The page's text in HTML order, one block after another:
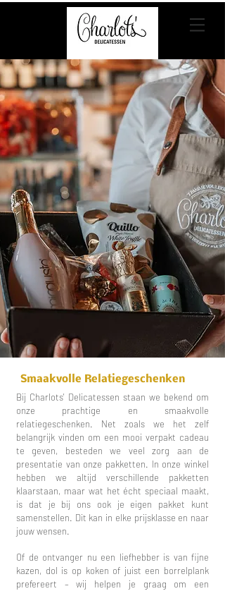
Smaakvolle Relatiegeschenken
Bij Charlots' Delicatessen staan we bekend om
onze prachtige en smaakvolle
relatiegeschenken. Net zoals we het zelf
belangrijk vinden om een mooi verpakt cadeau
te geven, besteden we veel zorg aan de
presentatie van onze pakketten. In onze winkel
hebben we altijd verschillende pakketten
klaarstaan, maar wat het écht speciaal maakt,
is dat je bij ons ook je eigen pakket kunt
samenstellen. Dit kan in elke prijsklasse en naar
jouw wensen.
Of de ontvanger nu een liefhebber is van fijne
kazen, dol is op koken of juist een borrelplank
prefereert – wij helpen je graag om een